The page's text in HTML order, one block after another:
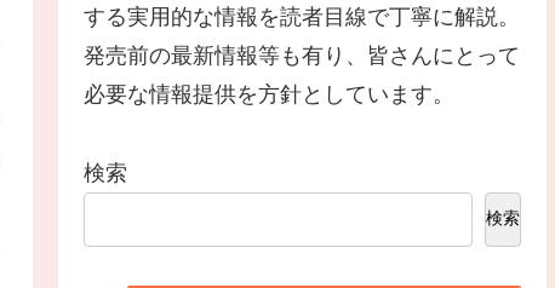
する実用的な情報を読者目線で丁寧に解説。
発売前の最新情報等も有り、皆さんにとって
必要な情報提供を方針としています。
検索
検索